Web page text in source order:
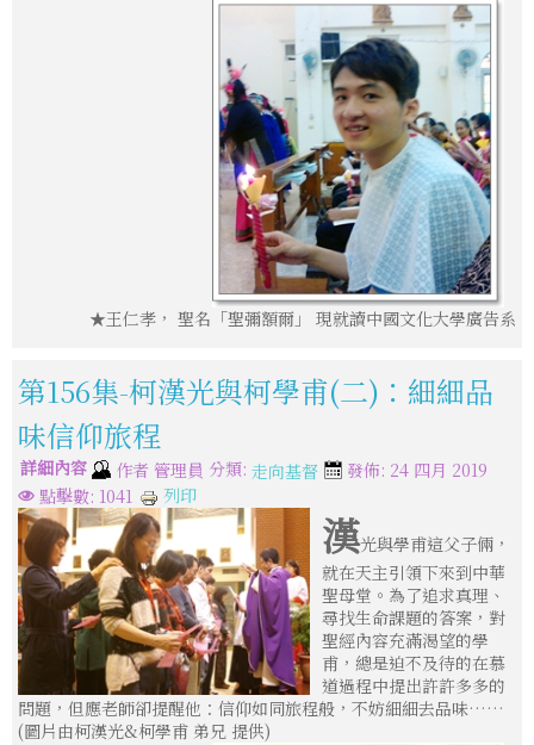
★王仁孝， 聖名「聖彌額爾」 現就讀中國文化大學廣告系
第156集-柯漢光與柯學甫(二)：細細品
味信仰旅程
詳細內容 作者 管理員 分類: 走向基督
發佈: 24 四月 2019
點擊數: 1041
列印
漢光與學甫這父子倆，
就在天主引領下來到中華
聖母堂。為了追求真理、
尋找生命課題的答案，對
聖經內容充滿渴望的學
甫，總是迫不及待的在慕
道過程中提出許許多多的
問題，但應老師卻提醒他：信仰如同旅程般，不妨細細去品味……
(圖片由柯漢光&柯學甫 弟兄 提供)